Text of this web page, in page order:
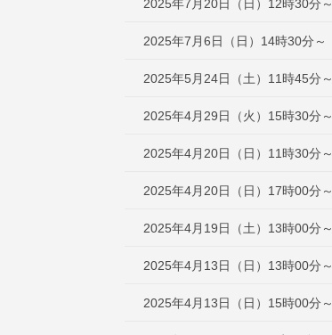
2025年7月20日（日）12時30分～
2025年7月6日（日）14時30分～
2025年5月24日（土）11時45分～
2025年4月29日（火）15時30分～
2025年4月20日（日）11時30分～
2025年4月20日（日）17時00分～
2025年4月19日（土）13時00分～
2025年4月13日（日）13時00分～
2025年4月13日（日）15時00分～